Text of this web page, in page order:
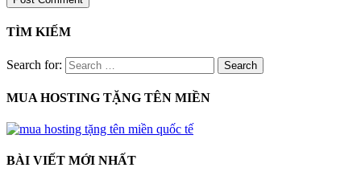
TÌM KIẾM
Search for:
MUA HOSTING TẶNG TÊN MIỀN
BÀI VIẾT MỚI NHẤT